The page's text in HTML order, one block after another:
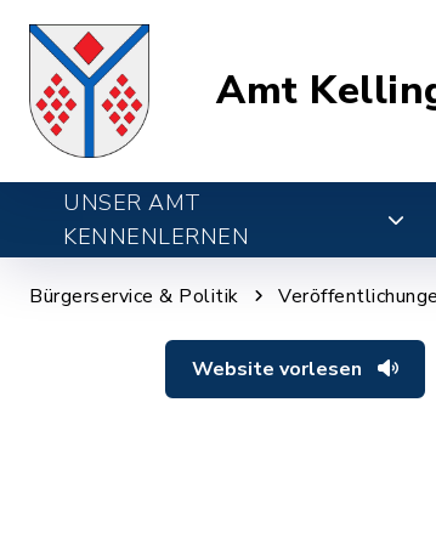
Amt
UNSER AMT
KENNENLERNEN
Bürgerservice & Politik
Website vorlesen